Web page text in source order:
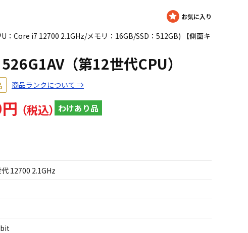
：Core i7 12700 2.1GHz/メモリ：16GB/SSD：512GB) 【側面キ
（第12世代CPU）
商品ランクについて ⇒
わけあり品
12700 2.1GHz